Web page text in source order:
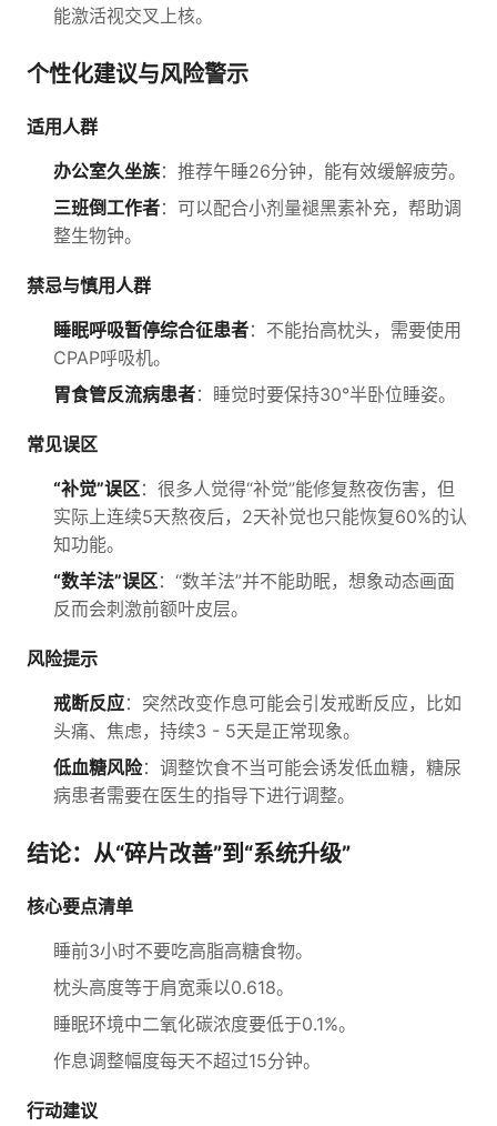
能激活视交叉上核。
个性化建议与风险警示
适用人群
办公室久坐族：推荐午睡26分钟，能有效缓解疲劳。
三班倒工作者：可以配合小剂量褪黑素补充，帮助调
整生物钟。
禁忌与慎用人群
睡眠呼吸暂停综合征患者：不能抬高枕头，需要使用
CPAP呼吸机。
胃食管反流病患者：睡觉时要保持30°半卧位睡姿。
常见误区
“补觉”误区：很多人觉得“补觉”能修复熬夜伤害，但
实际上连续5天熬夜后，2天补觉也只能恢复60%的认
知功能。
“数羊法”误区：“数羊法”并不能助眠，想象动态画面
反而会刺激前额叶皮层。
风险提示
戒断反应：突然改变作息可能会引发戒断反应，比如
头痛、焦虑，持续3 - 5天是正常现象。
低血糖风险：调整饮食不当可能会诱发低血糖，糖尿
病患者需要在医生的指导下进行调整。
结论：从“碎片改善”到“系统升级”
核心要点清单
睡前3小时不要吃高脂高糖食物。
枕头高度等于肩宽乘以0.618。
睡眠环境中二氧化碳浓度要低于0.1%。
作息调整幅度每天不超过15分钟。
行动建议